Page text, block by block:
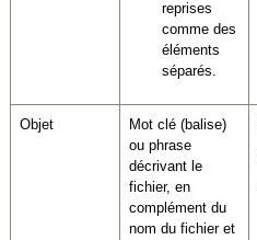
reprises
comme des
éléments
séparés.
Objet
Mot clé (balise)
ou phrase
décrivant le
fichier, en
complément du
nom du fichier et